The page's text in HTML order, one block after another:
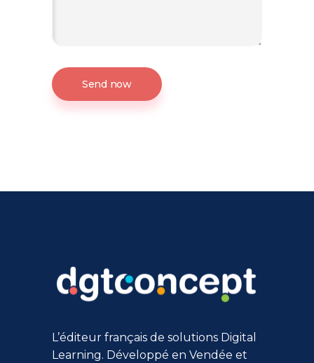
Send now
L’éditeur français de solutions Digital
Learning. Développé en Vendée et